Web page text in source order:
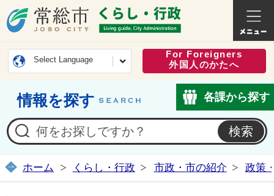
常総市公式ホームページ
くらし
Select Language
For Foreigners
外国人のかたへ
情報を探す 各課から探す
ホーム くらし・行政 市政・市の紹介 政策